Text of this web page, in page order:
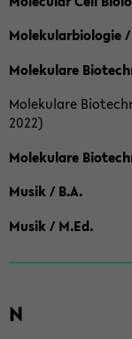
Molekularbiologie /
Molekulare
Molekulare
2022)
Molekulare
Musik / B.A.
Musik / M.Ed.
N